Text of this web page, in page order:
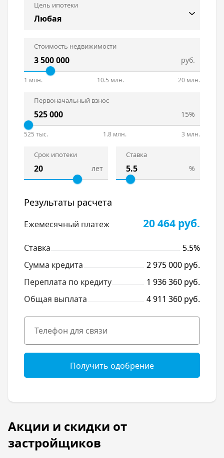
Цель ипотеки
Стоимость недвижимости
руб.
1 млн. 10.5 млн. 20 млн.
Первоначальный взнос
15%
525 тыс. 1.8 млн. 3 млн.
Срок ипотеки
лет
Ставка
%
Результаты расчета
Ежемесячный платеж 20 464 руб.
Ставка
5.5%
Сумма кредита
2 975 000 руб.
Переплата по кредиту
1 936 360 руб.
Общая выплата
4 911 360 руб.
Получить одобрение